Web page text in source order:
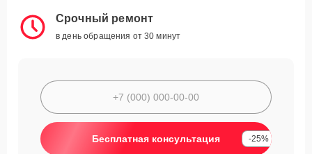
Срочный ремонт
в день обращения от 30 минут
Бесплатная консультация -25%